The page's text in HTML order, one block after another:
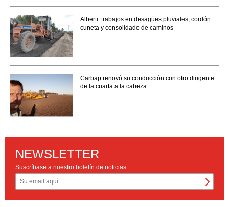
Alberti: trabajos en desagües pluviales, cordón
cuneta y consolidado de caminos
Carbap renovó su conducción con otro dirigente
de la cuarta a la cabeza
NEWSLETTER
Suscríbase a nuestro boletín de noticias